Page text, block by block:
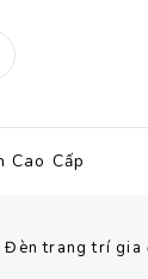
Cao Cấp
Đèn trang trí gia